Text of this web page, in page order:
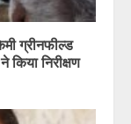
ग्रीनफील्ड
किया निरीक्षण